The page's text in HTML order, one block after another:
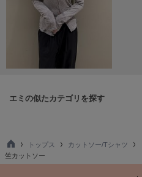
モワージュ
nezu
ネズ
エミの似たカテゴリを探す
TO
P
トップス カットソー/Tシャツ
竺カットソー